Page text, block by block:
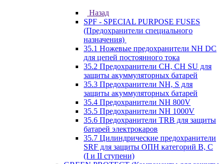
Назад
SPF - SPECIAL PURPOSE FUSES
(Предохранители специального
назначения)
35.1 Ножевые предохранители NH DC
для цепей постоянного тока
35.2 Предохранители CH, CH SU для
защиты акуммуляторных батарей
35.3 Предохранители NH, S для
защиты акуммуляторных батарей
35.4 Предохранители NH 800V
35.5 Предохранители NH 1000V
35.6 Предохранители TRB для защиты
батарей электрокаров
35.7 Цилиндрические предохранители
SRF для защиты ОПН категорий B, C
(I и II ступени)